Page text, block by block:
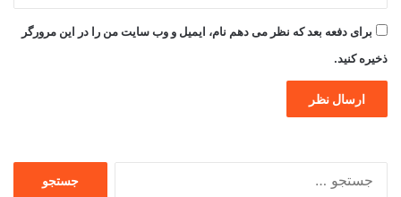
برای دفعه بعد که نظر می دهم نام، ایمیل و وب سایت من را در این مرورگر
ذخیره کنید.